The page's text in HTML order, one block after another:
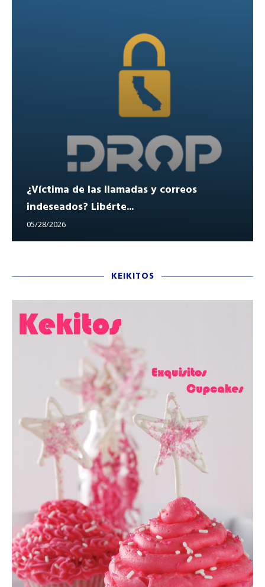
¿Víctima de las llamadas y correos
indeseados? Libérte...
05/28/2026
KEIKITOS